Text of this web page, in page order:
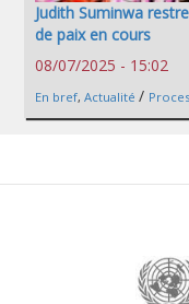
Judith Suminwa
de paix en cours
08/07/2025 - 15:02
En bref, Actualité /